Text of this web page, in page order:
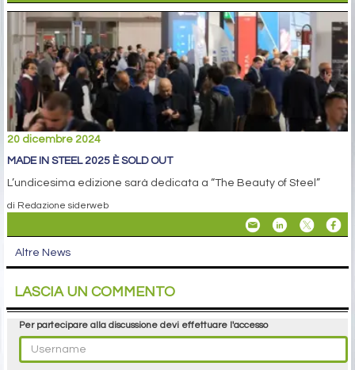
20 dicembre 2024
MADE IN STEEL 2025 È SOLD OUT
L’undicesima edizione sarà dedicata a “The Beauty of Steel”
di Redazione siderweb
Altre News
LASCIA UN COMMENTO
Per partecipare alla discussione devi effettuare l'accesso